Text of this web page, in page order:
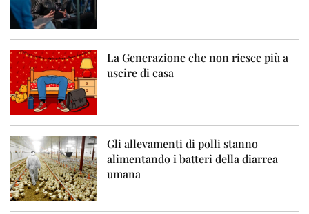
La Generazione che non riesce più a
uscire di casa
Gli allevamenti di polli stanno
alimentando i batteri della diarrea
umana